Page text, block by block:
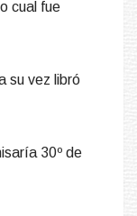
cual fue
su vez libró
30º de